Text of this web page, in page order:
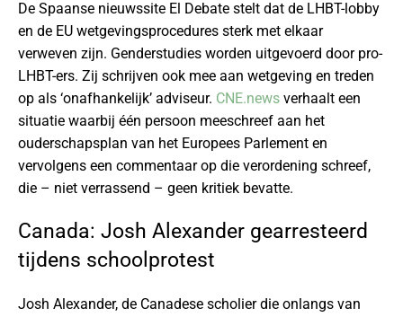
De Spaanse nieuwssite El Debate stelt dat de LHBT-lobby
en de EU wetgevingsprocedures sterk met elkaar
verweven zijn. Genderstudies worden uitgevoerd door pro-
LHBT-ers. Zij schrijven ook mee aan wetgeving en treden
op als ‘onafhankelijk’ adviseur. CNE.news verhaalt een
situatie waarbij één persoon meeschreef aan het
ouderschapsplan van het Europees Parlement en
vervolgens een commentaar op die verordening schreef,
die – niet verrassend – geen kritiek bevatte.
Canada: Josh Alexander gearresteerd
tijdens schoolprotest
Josh Alexander, de Canadese scholier die onlangs van